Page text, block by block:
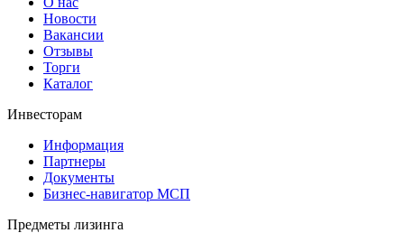
Новости
Вакансии
Отзывы
Торги
Каталог
Инвесторам
Информация
Партнеры
Документы
Бизнес-навигатор МСП
Предметы лизинга